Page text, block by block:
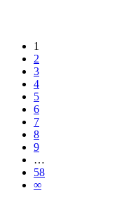
1
2
3
4
5
6
7
8
9
…
58
∞